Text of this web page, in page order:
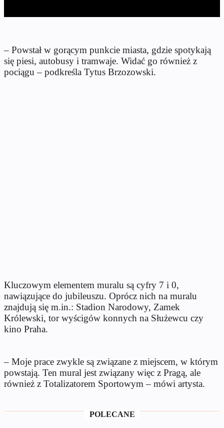
– Powstał w gorącym punkcie miasta, gdzie spotykają
się piesi, autobusy i tramwaje. Widać go również z
pociągu – podkreśla Tytus Brzozowski.
Kluczowym elementem muralu są cyfry 7 i 0,
nawiązujące do jubileuszu. Oprócz nich na muralu
znajdują się m.in.: Stadion Narodowy, Zamek
Królewski, tor wyścigów konnych na Służewcu czy
kino Praha.
– Moje prace zwykle są związane z miejscem, w którym
powstają. Ten mural jest związany więc z Pragą, ale
również z Totalizatorem Sportowym – mówi artysta.
POLECANE